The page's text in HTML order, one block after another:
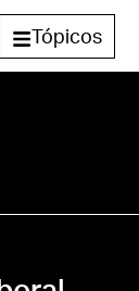
Tópicos